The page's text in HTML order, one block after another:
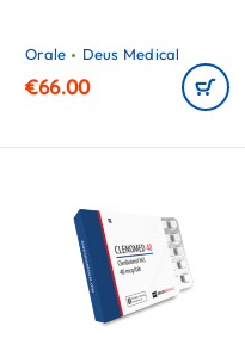
Orale Deus Medical
€66.00